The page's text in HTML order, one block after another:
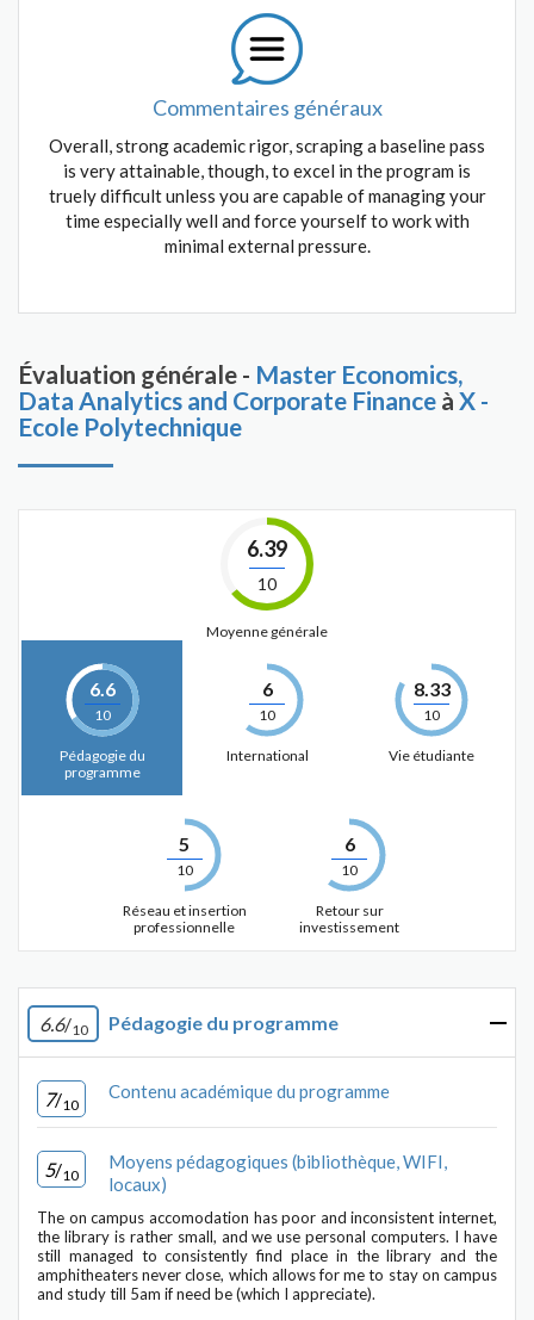
Commentaires généraux
Overall, strong academic rigor, scraping a baseline pass
is very attainable, though, to excel in the program is
truely difficult unless you are capable of managing your
time especially well and force yourself to work with
minimal external pressure.
Évaluation générale - Master Economics,
Data Analytics and Corporate Finance à X -
Ecole Polytechnique
6.39
10
Moyenne générale
6.6
10
Pédagogie du
programme
6
10
International
8.33
10
Vie étudiante
5
10
Réseau et insertion
professionnelle
6
10
Retour sur
investissement
6.6/10 Pédagogie du programme
7/10
Contenu académique du programme
5/10
Moyens pédagogiques (bibliothèque, WIFI,
locaux)
The on campus accomodation has poor and inconsistent internet,
the library is rather small, and we use personal computers. I have
still managed to consistently find place in the library and the
amphitheaters never close, which allows for me to stay on campus
and study till 5am if need be (which I appreciate).